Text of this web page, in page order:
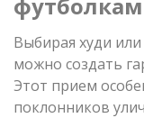
Выбирая худи
можно создать
Этот прием
поклонников